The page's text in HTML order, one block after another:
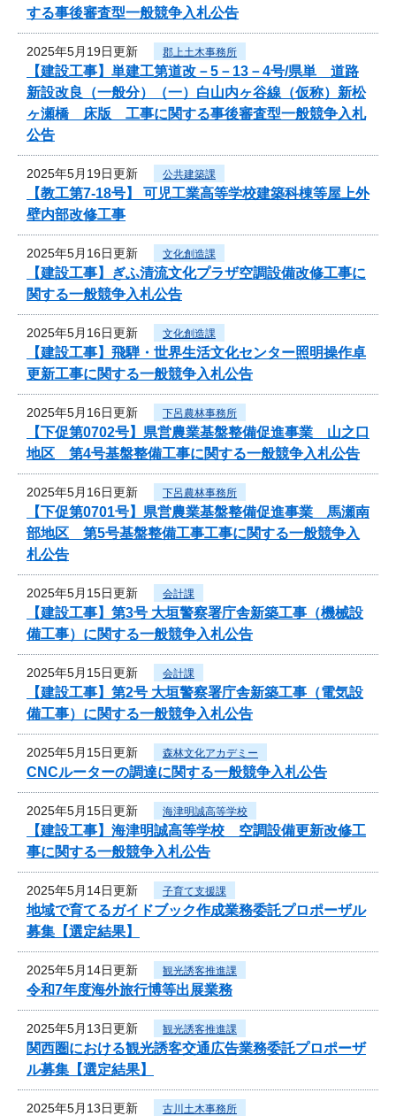
する事後審査型一般競争入札公告
2025年5月19日更新 郡上土木事務所
【建設工事】単建工第道改－5－13－4号/県単 道路
新設改良（一般分）（一）白山内ヶ谷線（仮称）新松
ヶ瀬橋 床版 工事に関する事後審査型一般競争入札
公告
2025年5月19日更新 公共建築課
【教工第7-18号】 可児工業高等学校建築科棟等屋上外
壁内部改修工事
2025年5月16日更新 文化創造課
【建設工事】ぎふ清流文化プラザ空調設備改修工事に
関する一般競争入札公告
2025年5月16日更新 文化創造課
【建設工事】飛騨・世界生活文化センター照明操作卓
更新工事に関する一般競争入札公告
2025年5月16日更新 下呂農林事務所
【下促第0702号】県営農業基盤整備促進事業 山之口
地区 第4号基盤整備工事に関する一般競争入札公告
2025年5月16日更新 下呂農林事務所
【下促第0701号】県営農業基盤整備促進事業 馬瀬南
部地区 第5号基盤整備工事工事に関する一般競争入
札公告
2025年5月15日更新 会計課
【建設工事】第3号 大垣警察署庁舎新築工事（機械設
備工事）に関する一般競争入札公告
2025年5月15日更新 会計課
【建設工事】第2号 大垣警察署庁舎新築工事（電気設
備工事）に関する一般競争入札公告
2025年5月15日更新 森林文化アカデミー
CNCルーターの調達に関する一般競争入札公告
2025年5月15日更新 海津明誠高等学校
【建設工事】海津明誠高等学校 空調設備更新改修工
事に関する一般競争入札公告
2025年5月14日更新 子育て支援課
地域で育てるガイドブック作成業務委託プロポーザル
募集【選定結果】
2025年5月14日更新 観光誘客推進課
令和7年度海外旅行博等出展業務
2025年5月13日更新 観光誘客推進課
関西圏における観光誘客交通広告業務委託プロポーザ
ル募集【選定結果】
2025年5月13日更新 古川土木事務所